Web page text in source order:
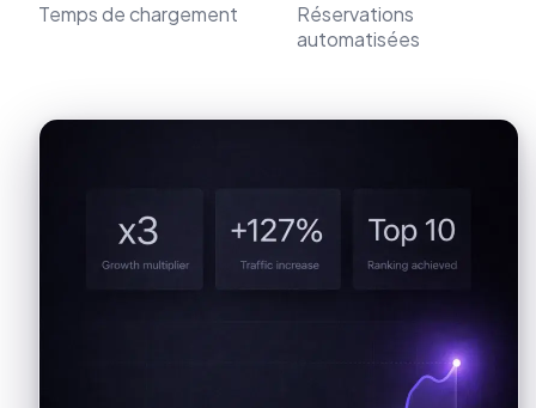
Temps de chargement
Réservations
automatisées